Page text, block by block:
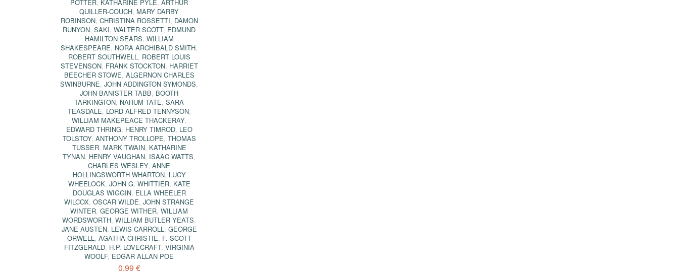
POTTER, KATHARINE PYLE,ARTHUR
QUILLER-COUCH, MARY DARBY
ROBINSON, CHRISTINA ROSSETTI, DAMON
RUNYON,SAKI,WALTER SCOTT, EDMUND
HAMILTON SEARS, WILLIAM
SHAKESPEARE, NORA ARCHIBALD SMITH,
ROBERT SOUTHWELL , ROBERT LOUIS
STEVENSON, FRANK STOCKTON, HARRIET
BEECHER STOWE, ALGERNON CHARLES
SWINBURNE,JOHN ADDINGTON SYMONDS,
JOHN BANISTER TABB, BOOTH
TARKINGTON, NAHUM TATE,SARA
TEASDALE, LORD ALFRED TENNYSON,
WILLIAM MAKEPEACE THACKERAY,
EDWARD THRING, HENRY TIMROD, LEO
TOLSTOY, ANTHONY TROLLOPE, THOMAS
TUSSER, MARK TWAIN, KATHARINE
TYNAN, HENRY VAUGHAN, ISAAC WATTS,
CHARLES WESLEY,ANNE
HOLLINGSWORTH WHARTON, LUCY
WHEELOCK, JOHN G. WHITTIER, KATE
DOUGLAS WIGGIN, ELLA WHEELER
WILCOX,OSCAR WILDE,JOHN STRANGE
WINTER,GEORGE WITHER,WILLIAM
WORDSWORTH,WILLIAM BUTLER YEATS,
JANE AUSTEN, LEWIS CARROLL , GEORGE
ORWELL , AGATHA CHRISTIE, F. SCOTT
FITZGERALD, H.P. LOVECRAFT, VIRGINIA
WOOLF, EDGAR ALLAN POE
0,99 €